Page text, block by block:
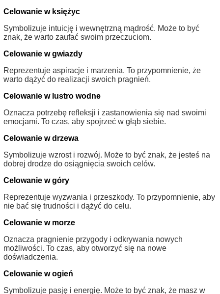
Celowanie w księżyc
Symbolizuje intuicję i wewnętrzną mądrość. Może to być
znak, że warto zaufać swoim przeczuciom.
Celowanie w gwiazdy
Reprezentuje aspiracje i marzenia. To przypomnienie, że
warto dążyć do realizacji swoich pragnień.
Celowanie w lustro wodne
Oznacza potrzebę refleksji i zastanowienia się nad swoimi
emocjami. To czas, aby spojrzeć w głąb siebie.
Celowanie w drzewa
Symbolizuje wzrost i rozwój. Może to być znak, że jesteś na
dobrej drodze do osiągnięcia swoich celów.
Celowanie w góry
Reprezentuje wyzwania i przeszkody. To przypomnienie, aby
nie bać się trudności i dążyć do celu.
Celowanie w morze
Oznacza pragnienie przygody i odkrywania nowych
możliwości. To czas, aby otworzyć się na nowe
doświadczenia.
Celowanie w ogień
Symbolizuje pasję i energię. Może to być znak, że masz w